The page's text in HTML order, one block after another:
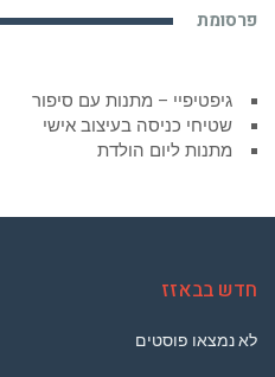
פרסומת
גיפטיפיי – מתנות עם סיפור
שטיחי כניסה בעיצוב אישי
מתנות ליום הולדת
חדש בבאזז
לא נמצאו פוסטים